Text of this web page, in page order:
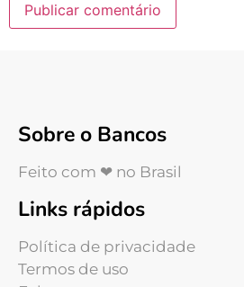
Sobre o Bancos
Feito com ❤ no Brasil
Links rápidos
Política de privacidade
Termos de uso